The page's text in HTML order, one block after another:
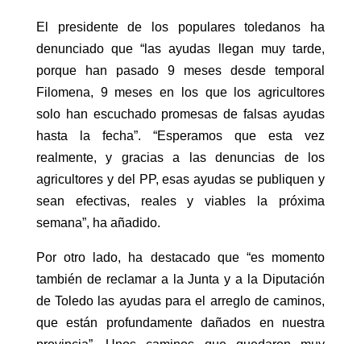
El presidente de los populares toledanos ha
denunciado que “las ayudas llegan muy tarde,
porque han pasado 9 meses desde temporal
Filomena, 9 meses en los que los agricultores
solo han escuchado promesas de falsas ayudas
hasta la fecha”. “Esperamos que esta vez
realmente, y gracias a las denuncias de los
agricultores y del PP, esas ayudas se publiquen y
sean efectivas, reales y viables la próxima
semana”, ha añadido.
Por otro lado, ha destacado que “es momento
también de reclamar a la Junta y a la Diputación
de Toledo las ayudas para el arreglo de caminos,
que están profundamente dañados en nuestra